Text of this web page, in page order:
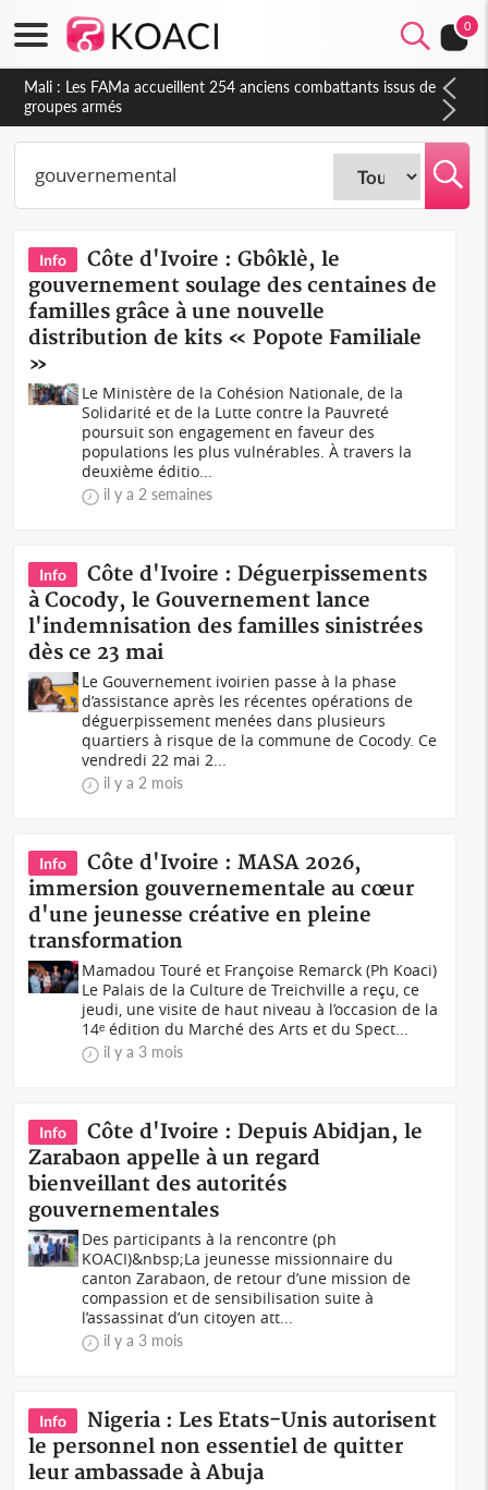
0
Côte d'Ivoire : Election FIF, le frère de feu Sidy Diallo se lance
dans la course
Info
Côte d'Ivoire : Gbôklè, le
gouvernement soulage des centaines de
familles grâce à une nouvelle
distribution de kits « Popote Familiale
»
Le Ministère de la Cohésion Nationale, de la
Solidarité et de la Lutte contre la Pauvreté
poursuit son engagement en faveur des
populations les plus vulnérables. À travers la
deuxième éditio...
il y a 2 semaines
Info
Côte d'Ivoire : Déguerpissements
à Cocody, le Gouvernement lance
l'indemnisation des familles sinistrées
dès ce 23 mai
Le Gouvernement ivoirien passe à la phase
d’assistance après les récentes opérations de
déguerpissement menées dans plusieurs
quartiers à risque de la commune de Cocody. Ce
vendredi 22 mai 2...
il y a 2 mois
Info
Côte d'Ivoire : MASA 2026,
immersion gouvernementale au cœur
d'une jeunesse créative en pleine
transformation
Mamadou Touré et Françoise Remarck (Ph Koaci)
Le Palais de la Culture de Treichville a reçu, ce
jeudi, une visite de haut niveau à l’occasion de la
14ᵉ édition du Marché des Arts et du Spect...
il y a 3 mois
Info
Côte d'Ivoire : Depuis Abidjan, le
Zarabaon appelle à un regard
bienveillant des autorités
gouvernementales
Des participants à la rencontre (ph
KOACI)&nbsp;La jeunesse missionnaire du
canton Zarabaon, de retour d’une mission de
compassion et de sensibilisation suite à
l’assassinat d’un citoyen att...
il y a 3 mois
Info
Nigeria : Les Etats-Unis autorisent
le personnel non essentiel de quitter
leur ambassade à Abuja